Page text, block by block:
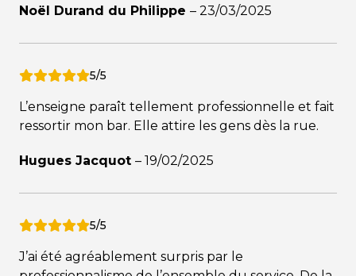
Noël Durand du Philippe – 23/03/2025
5/5
L’enseigne paraît tellement professionnelle et fait
ressortir mon bar. Elle attire les gens dès la rue.
Hugues Jacquot – 19/02/2025
5/5
J’ai été agréablement surpris par le